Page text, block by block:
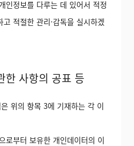
인정보를 다루는 데 있어서 적정
적절한 관리·감독을 실시하겠
한 사항의 공표 등
위의 항목 3에 기재하는 각 이
로부터 보유한 개인데이터의 이